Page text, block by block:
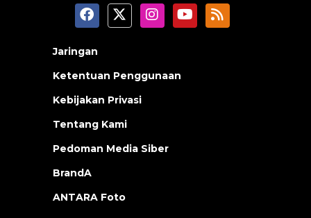
Jaringan
Ketentuan Penggunaan
Kebijakan Privasi
Tentang Kami
Pedoman Media Siber
BrandA
ANTARA Foto